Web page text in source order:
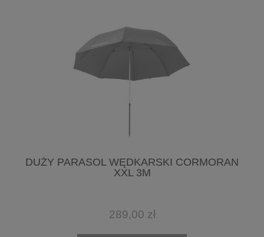
DUŻY PARASOL WĘDKARSKI CORMORAN
XXL 3M
289,00 zł